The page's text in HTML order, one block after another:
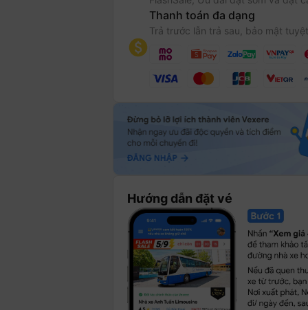
Thanh toán đa dạng
Trả trước lẫn trả sau, bảo mật tuyệt
Hướng dẫn đặt vé